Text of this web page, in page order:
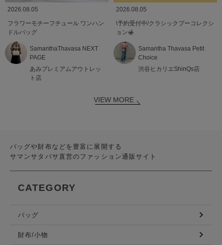
2026.08.05
フラワーモチーフチュール ワンハン
ドルバッグ
SamanthaThavasa NEXT
PAGE
あみプレミアムアウトレッ
ト店
2026.08.05
\予約受付中/クラシックプーコレクシ
ョン🍯
Samantha Thavasa Petit
Choice
渋谷ヒカリエShinQs店
VIEW MORE
バッグや財布などを豊富に展開する
サマンサタバサ直営のファッション通販サイト
CATEGORY
バッグ
財布/小物